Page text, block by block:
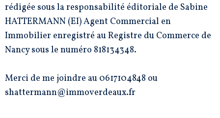
rédigée sous la responsabilité éditoriale de Sabine
HATTERMANN (EI) Agent Commercial en
Immobilier enregistré au Registre du Commerce de
Nancy sous le numéro 818134348.
Merci de me joindre au 0617104848 ou
shattermann@immoverdeaux.fr